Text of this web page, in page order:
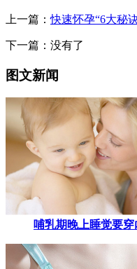
上一篇：快速怀孕“6大秘
下一篇：没有了
图文新闻
哺乳期晚上睡觉要